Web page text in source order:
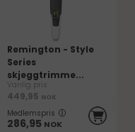
Remington - Style
Series
skjeggtrimme...
Vanlig pris
449,95 NOK
Medlemspris
286,95 NOK